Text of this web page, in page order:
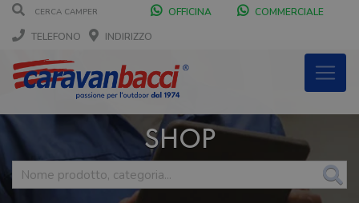
OFFICINA
COMMERCIALE
TELEFONO
INDIRIZZO
SHOP